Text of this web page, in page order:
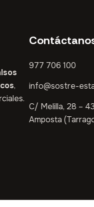
,
977 706 100
info@sostre-
C/ Melilla, 28 –
Amposta